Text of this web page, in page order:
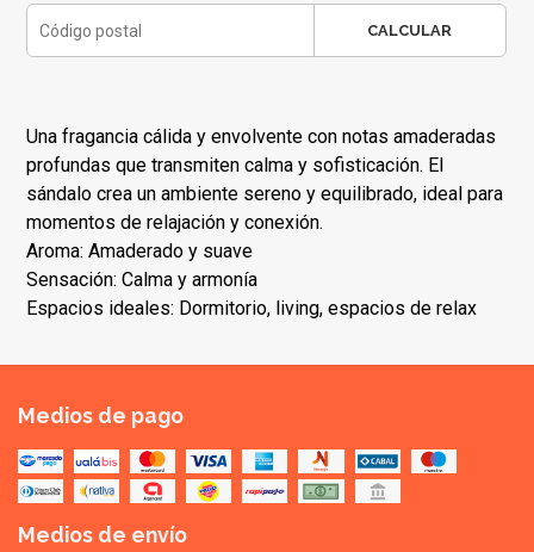
CALCULAR
Una fragancia cálida y envolvente con notas amaderadas
profundas que transmiten calma y sofisticación. El
sándalo crea un ambiente sereno y equilibrado, ideal para
momentos de relajación y conexión.
Aroma: Amaderado y suave
Sensación: Calma y armonía
Espacios ideales: Dormitorio, living, espacios de relax
Medios de pago
Medios de envío